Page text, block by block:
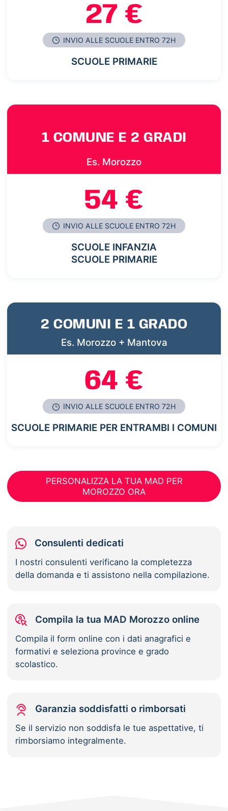
27 €
INVIO ALLE SCUOLE ENTRO 72H
SCUOLE PRIMARIE
1 COMUNE E 2 GRADI
Es. Morozzo
54 €
INVIO ALLE SCUOLE ENTRO 72H
SCUOLE INFANZIA
SCUOLE PRIMARIE
2 COMUNI E 1 GRADO
Es. Morozzo + Mantova
64 €
INVIO ALLE SCUOLE ENTRO 72H
SCUOLE PRIMARIE PER ENTRAMBI I COMUNI
PERSONALIZZA LA TUA MAD PER
MOROZZO ORA
Consulenti dedicati
I nostri consulenti verificano la completezza
della domanda e ti assistono nella compilazione.
Compila la tua MAD Morozzo online
Compila il form online con i dati anagrafici e
formativi e seleziona province e grado
scolastico.
Garanzia soddisfatti o rimborsati
Se il servizio non soddisfa le tue aspettative, ti
rimborsiamo integralmente.